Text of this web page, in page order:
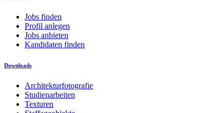
Jobs finden
Profil anlegen
Jobs anbieten
Kandidaten finden
Downloads
Architekturfotografie
Studienarbeiten
Texturen